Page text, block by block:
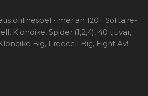
onlinespel - mer än 120+ Solitaire-
Klondike, Spider (1,2,4), 40 tjuvar,
Big, Freecell Big, Eight Av!